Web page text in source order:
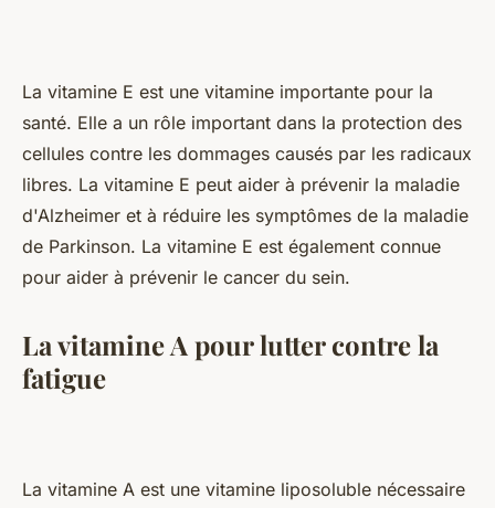
La vitamine E est une vitamine importante pour la
santé. Elle a un rôle important dans la protection des
cellules contre les dommages causés par les radicaux
libres. La vitamine E peut aider à prévenir la maladie
d'Alzheimer et à réduire les symptômes de la maladie
de Parkinson. La vitamine E est également connue
pour aider à prévenir le cancer du sein.
La vitamine A pour lutter contre la
fatigue
La vitamine A est une vitamine liposoluble nécessaire